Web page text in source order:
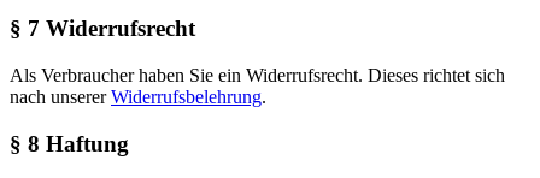
§ 7 Widerrufsrecht
Als Verbraucher haben Sie ein Widerrufsrecht. Dieses richtet sich
nach unsererWiderrufsbelehrung.
§ 8 Haftung